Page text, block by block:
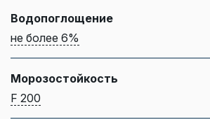
Водопоглощение
не более 6%
Морозостойкость
F 200